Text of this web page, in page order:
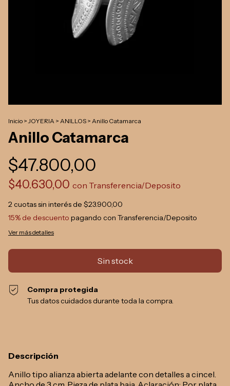
Inicio > JOYERIA > ANILLOS > Anillo Catamarca
Anillo Catamarca
$47.800,00
$40.630,00 con Transferencia/Deposito
2cuotas sin interés de $23.900,00
15% de descuento pagando con Transferencia/Deposito
Ver más detalles
Compra protegida
Tus datos cuidados durante toda la compra.
Descripción
Anillo tipo alianza abierta adelante con detalles a cincel.